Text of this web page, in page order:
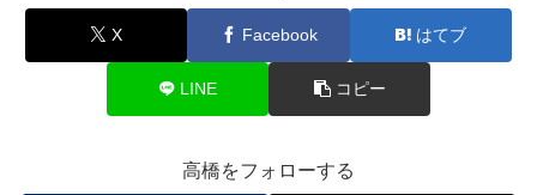
X Facebook はてブ
LINE コピー
高橋をフォローする